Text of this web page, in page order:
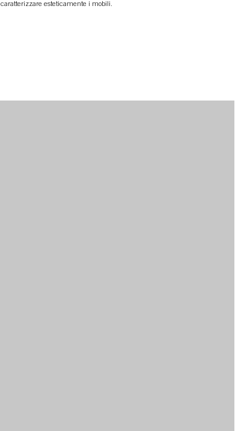
caratterizzare esteticamente i mobili.